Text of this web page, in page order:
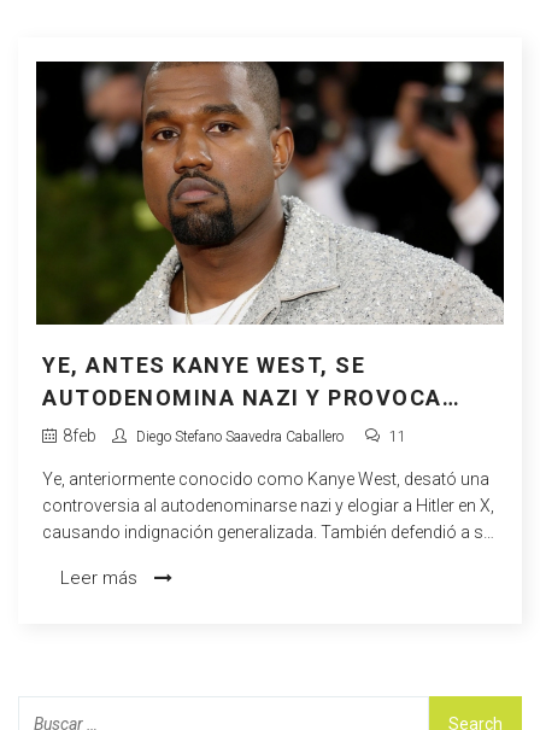
YE, ANTES KANYE WEST, SE
AUTODENOMINA NAZI Y PROVOCA
CONTROVERSIA
8feb Diego Stefano Saavedra Caballero 11
Ye, anteriormente conocido como Kanye West, desató una
controversia al autodenominarse nazi y elogiar a Hitler en X,
causando indignación generalizada. También defendió a su
premios Grammy, mientras que sus comentarios alimentan
Leer más